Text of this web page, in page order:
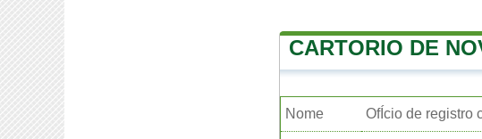
CARTORIO DE
Nome OfÍcio de registro